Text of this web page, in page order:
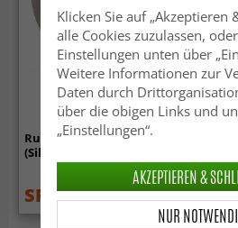
Runde Teppiche - Hamilton
(Silver Grey)
SFr. 24.99 SFr. 48.99
Klicken Sie auf „Akzeptieren
alle Cookies zuzulassen,
Einstellungen unten über
Weitere Informationen zur
Daten durch
über die obigen Links und
„Einstellungen“.
NUR
AKZEPTIEREN &